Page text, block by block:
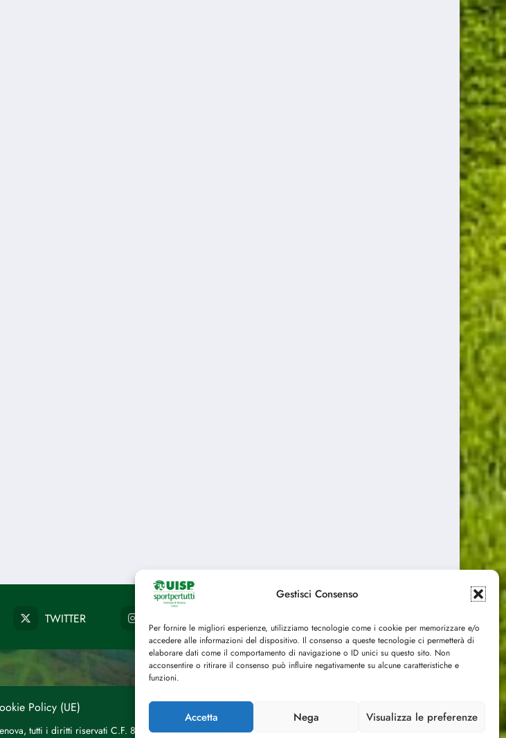
Gestisci Consenso
Per fornire le migliori esperienze, utilizziamo tecnologie come i cookie per memorizzare e/o
accedere alle informazioni del dispositivo. Il consenso a queste tecnologie ci permetterà di
elaborare dati come il comportamento di navigazione o ID unici su questo sito. Non
acconsentire o ritirare il consenso può influire negativamente su alcune caratteristiche e
funzioni.
Accetta Nega Visualizza le preferenze
TWITTER
Policy (UE)
tutti i diritti riservati C.F. 80153870102 - P.IVA 03029350109